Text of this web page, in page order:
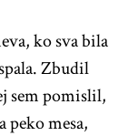
ko sva bila
Zbudil
sem pomislil,
peko mesa,